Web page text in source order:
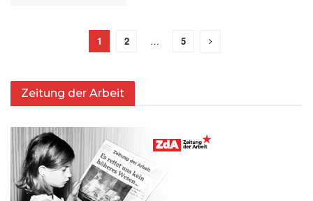
1 2 … 5
Zeitung der Arbeit